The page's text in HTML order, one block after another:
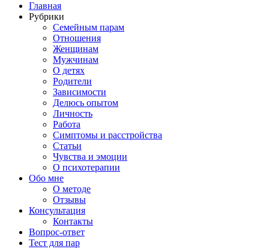
Главная
Рубрики
Семейным парам
Отношения
Женщинам
Мужчинам
О детях
Родители
Зависимости
Делюсь опытом
Личность
Работа
Симптомы и расстройства
Статьи
Чувства и эмоции
О психотерапии
Обо мне
О методе
Отзывы
Консультация
Контакты
Вопрос-ответ
Тест для пар